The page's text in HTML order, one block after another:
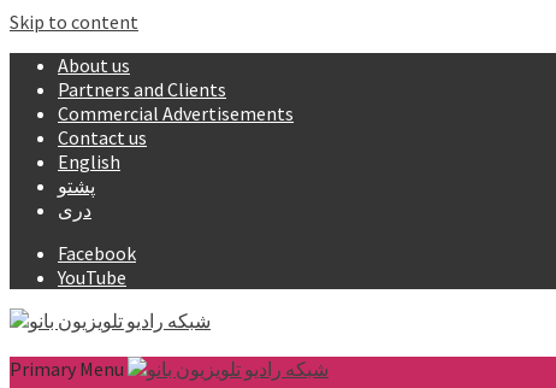
Skip to content
About us
Partners and Clients
Commercial Advertisements
Contact us
English
پشتو
دری
Facebook
YouTube
Primary Menu